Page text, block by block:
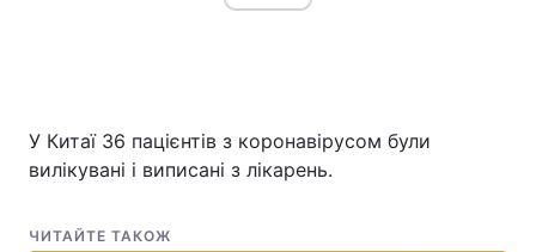
У Китаї 36 пацієнтів з коронавірусом були
вилікувані і виписані з лікарень.
ЧИТАЙТЕ ТАКОЖ